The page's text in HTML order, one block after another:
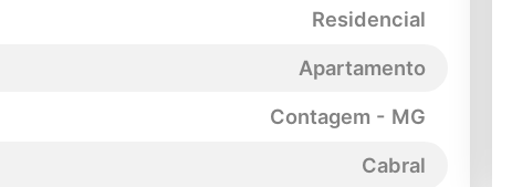
Residencial
Apartamento
Contagem - MG
Cabral